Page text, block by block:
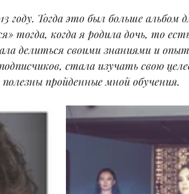
году. Тогда это был больше
тогда, когда я родила дочь, то
делиться своими знаниями и
стала изучать свою
пройденные мной обучения.